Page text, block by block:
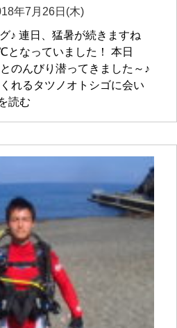
年7月26日(木)
♪ 連日、猛暑が続きますね
となっていました！ 本日
のんびり潜ってきました～♪
れるタツノオトシゴに会い
読む